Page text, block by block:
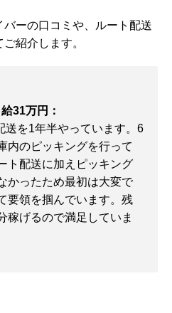
ーの口コミや、ルート配送
紹介します。
31万円：
送を1年半やっています。6
内のピッキングを行って
ト配送に加えピッキング
かったため最初は大変で
要領を掴んでいます。残
稼げるので満足していま